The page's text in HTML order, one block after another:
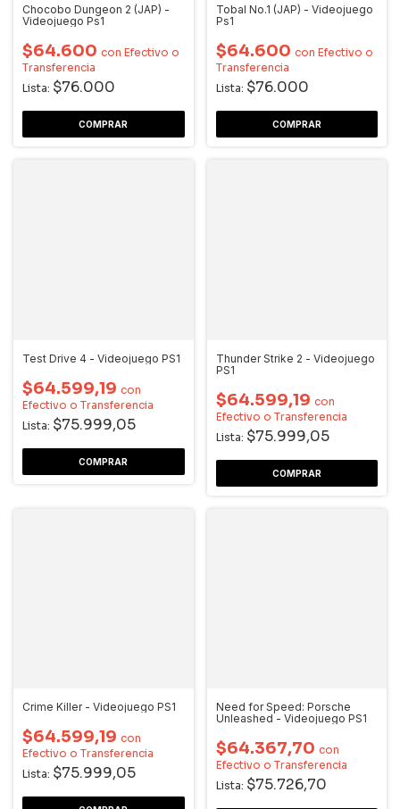
Chocobo Dungeon 2 (JAP) -
Videojuego Ps1
$64.600 con Efectivo o
Transferencia
Lista: $76.000
Tobal No.1 (JAP) - Videojuego
Ps1
$64.600 con Efectivo o
Transferencia
Lista: $76.000
Test Drive 4 - Videojuego PS1
$64.599,19 con
Efectivo o Transferencia
Lista: $75.999,05
Thunder Strike 2 - Videojuego
PS1
$64.599,19 con
Efectivo o Transferencia
Lista: $75.999,05
Crime Killer - Videojuego PS1
$64.599,19 con
Efectivo o Transferencia
Lista: $75.999,05
Need for Speed: Porsche
Unleashed - Videojuego PS1
$64.367,70 con
Efectivo o Transferencia
Lista: $75.726,70